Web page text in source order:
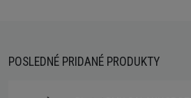
POSLEDNÉ PRIDANÉ PRODUKTY